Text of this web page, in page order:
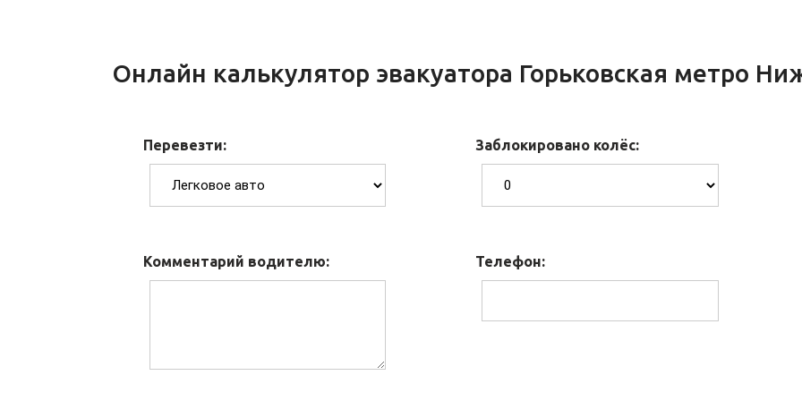
Онлайн калькулятор эвакуатора Горьковская метро
Перевезти: Заблокировано колёс:
Комментарий водителю: Телефон: